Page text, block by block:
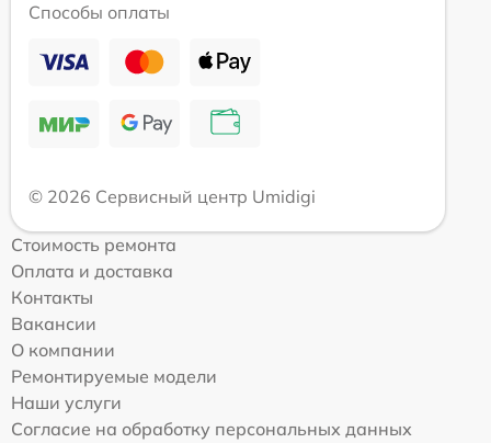
Способы оплаты
© 2026 Сервисный центр Umidigi
Стоимость ремонта
Оплата и доставка
Контакты
Вакансии
О компании
Ремонтируемые модели
Наши услуги
Согласие на обработку персональных данных